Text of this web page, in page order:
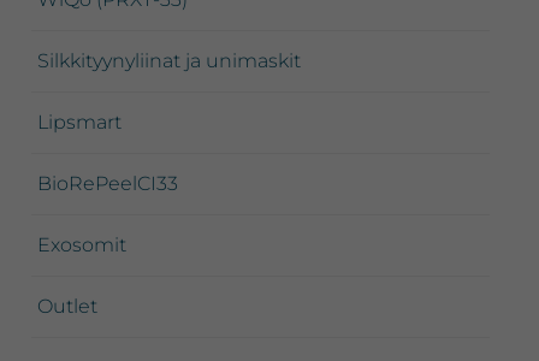
Silkkityynyliinat ja unimaskit
Lipsmart
BioRePeelCI33
Exosomit
Outlet